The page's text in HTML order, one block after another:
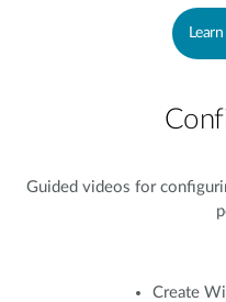
Guided videos for
Create